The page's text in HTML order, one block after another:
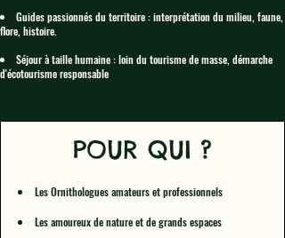
Guidespassionnés du territoire : interprétation du milieu, faune,
flore, histoire.
Séjour à taille humaine : loin du tourisme de masse, démarche
d'écotourisme responsable
POUR QUI ?
Les Ornithologues amateurs et professionnels
Les amoureux de nature et de grands espaces